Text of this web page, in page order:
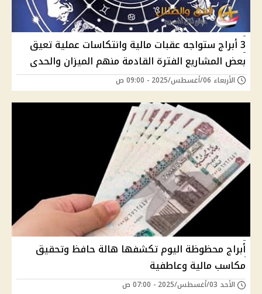
3 أبراج ستواجه عقبات مالية وانتكاسات عملية تعيق
بعض المشاريع الفترة القادمة منهم الميزان والحدى
الأربعاء 06/أغسطس/2025 - 09:00 ص
أبراج محظوظة اليوم تكشفها هالة حافظ وتحقيق
مكاسب مالية وعاطفية
الأحد 03/أغسطس/2025 - 07:00 ص